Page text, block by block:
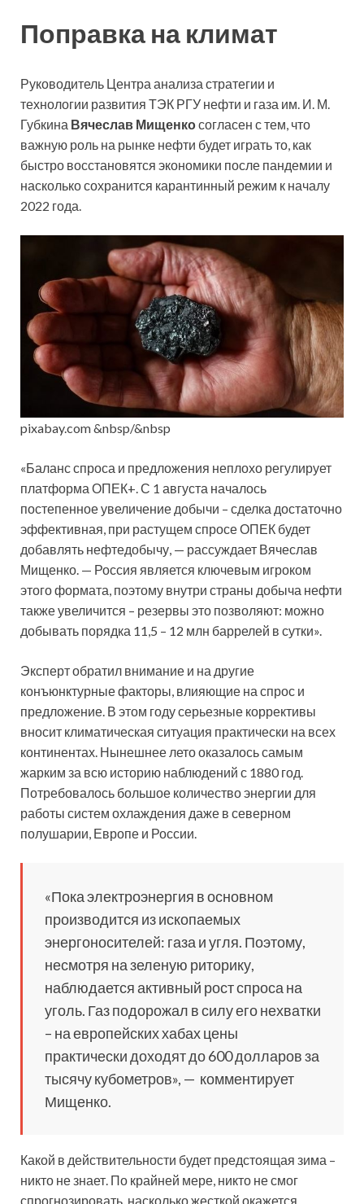
Поправка на климат
Руководитель Центра анализа стратегии и
технологии развития ТЭК РГУ нефти и газа им. И. М.
Губкина Вячеслав Мищенкосогласен с тем, что
важную роль на рынке нефти будет играть то, как
быстро восстановятся экономики после пандемии и
насколько сохранится карантинный режим к началу
2022 года.
pixabay.com &nbsp/&nbsp
«Баланс спроса и предложения неплохо регулирует
платформа ОПЕК+. С 1 августа началось
постепенное увеличение добычи – сделка достаточно
эффективная, при растущем спросе ОПЕК будет
добавлять нефтедобычу, — рассуждает Вячеслав
Мищенко. — Россия является ключевым игроком
этого формата, поэтому внутри страны добыча нефти
также увеличится – резервы это позволяют: можно
добывать порядка 11,5 – 12 млн баррелей в сутки».
Эксперт обратил внимание и на другие
конъюнктурные факторы, влияющие на спрос и
предложение. В этом году серьезные коррективы
вносит климатическая ситуация практически на всех
континентах. Нынешнее лето оказалось самым
жарким за всю историю наблюдений с 1880 год.
Потребовалось большое количество энергии для
работы систем охлаждения даже в северном
полушарии, Европе и России.
«Пока электроэнергия в основном
производится из ископаемых
энергоносителей: газа и угля. Поэтому,
несмотря на зеленую риторику,
наблюдается активный рост спроса на
уголь. Газ подорожал в силу его нехватки
– на европейских хабах цены
практически доходят до 600 долларов за
тысячу кубометров», — комментирует
Мищенко.
Какой в действительности будет предстоящая зима –
никто не знает. По крайней мере, никто не смог
спрогнозировать, насколько жесткой окажется